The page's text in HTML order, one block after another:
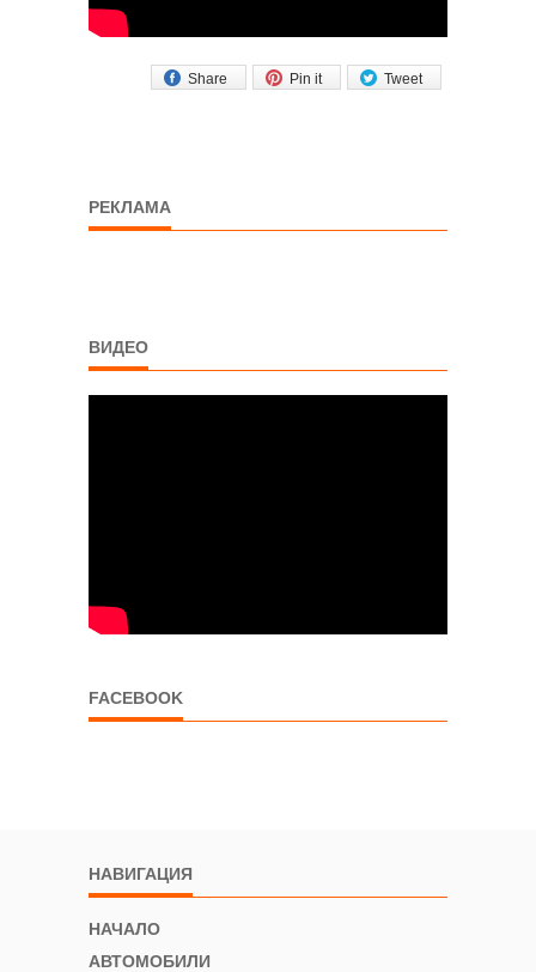
Tweet
Pin it
Share
РЕКЛАМА
ВИДЕО
FACEBOOK
НАВИГАЦИЯ
НАЧАЛО
АВТОМОБИЛИ